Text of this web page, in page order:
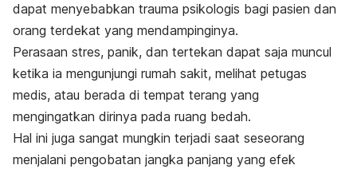
dapat menyebabkan trauma psikologis bagi pasien dan
orang terdekat yang mendampinginya.
Perasaan stres, panik, dan tertekan dapat saja muncul
ketika ia mengunjungi rumah sakit, melihat petugas
medis, atau berada di tempat terang yang
mengingatkan dirinya pada ruang bedah.
Hal ini juga sangat mungkin terjadi saat seseorang
menjalani pengobatan jangka panjang yang efek